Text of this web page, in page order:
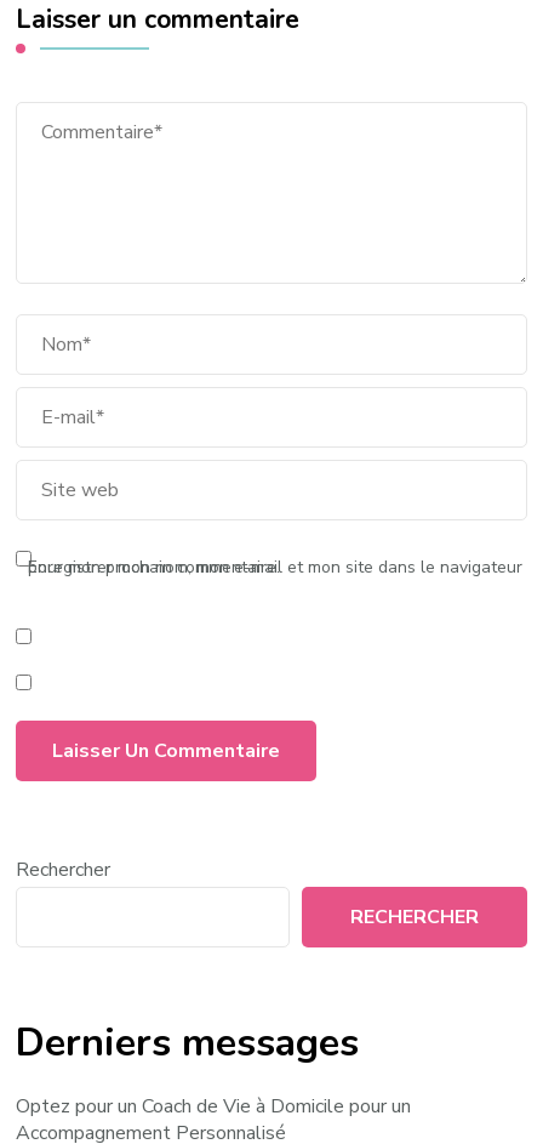
Laisser un commentaire
Enregistrer mon nom, mon e-mail et mon site dans le navigateur pour mon prochain commentaire.
Rechercher
RECHERCHER
Derniers messages
Optez pour un Coach de Vie à Domicile pour un
Accompagnement Personnalisé